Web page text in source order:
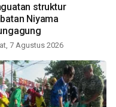
struktur
Niyama
7 Agustus 2026